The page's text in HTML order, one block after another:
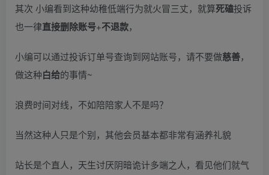
其次 小编看到这种幼稚低端行为就火冒三丈，就算死磕投诉
也一律直接删除账号+不退款，
小编可以通过投诉订单号查询到网站账号，请不要做慈善，
做这种白给的事情~
浪费时间对线，不如陪陪家人不是吗？
当然这种人只是个别，其他会员基本都非常有涵养礼貌
站长是个直人，天生讨厌阴暗诡计多端之人，看见他们就气